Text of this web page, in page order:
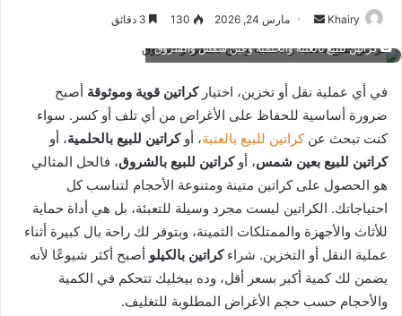
Khairy
س
ي
د
ا
إ
ك
ت
مارس 24, 2026 130
كراتين للبيع بالعتبة والحلمية وعين شمس والشروق
في أي عملية نقل أو تخزين، اختياركراتين قوية وموثوقة أصبح
ضرورة أساسية للحفاظ على الأغراض من أي تلف أو كسر. سواء
كنت تبحث عنكراتين للبيع بالعتبة، أوكراتين للبيع بالحلمية، أو
كراتين للبيع بعين شمس، أوكراتين للبيع بالشروق، فالحل المثالي
هو الحصول على كراتين متينة ومتنوعة الأحجام لتناسب كل
احتياجاتك. الكراتين ليست مجرد وسيلة للتعبئة، بل هي أداة حماية
للأثاث والأجهزة والممتلكات الثمينة، وبتوفر لك راحة بال كبيرة أثناء
عملية النقل أو التخزين. شراءكراتين بالكيلو أصبح أكثر شيوعًا لأنه
يضمن لك كمية أكبر بسعر أقل، وده بيخليك تتحكم في الكمية
والأحجام حسب حجم الأغراض المطلوبة للتغليف.